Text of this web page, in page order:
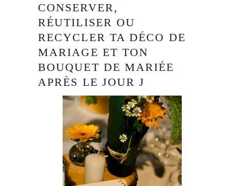
CONSERVER,
RÉUTILISER OU
RECYCLER TA DÉCO DE
MARIAGE ET TON
BOUQUET DE MARIÉE
APRÈS LE JOUR J